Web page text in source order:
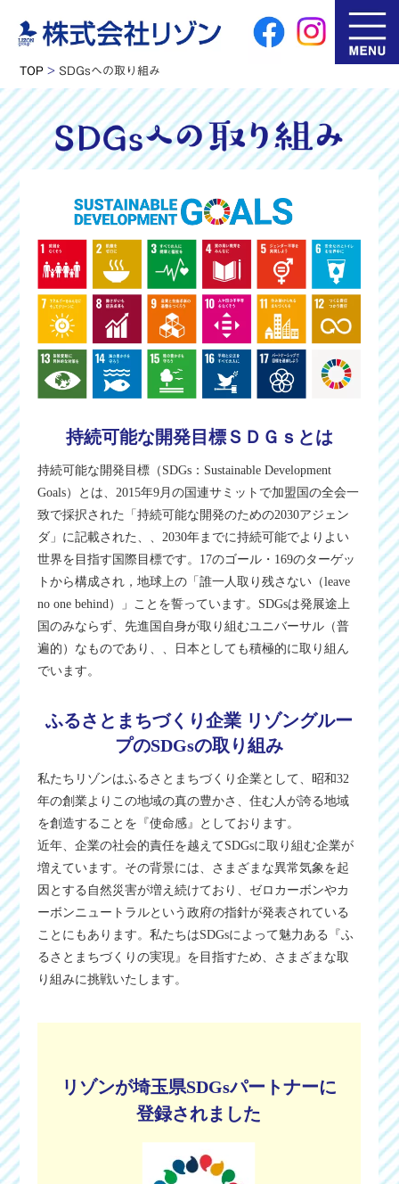
TOP > SDGsへの取り組み
持続可能な開発目標ＳＤＧｓとは
持続可能な開発目標（SDGs：Sustainable Development
Goals）とは、2015年9月の国連サミットで加盟国の全会一
致で採択された「持続可能な開発のための2030アジェン
ダ」に記載された、、2030年までに持続可能でよりよい
世界を目指す国際目標です。17のゴール・169のターゲッ
トから構成され，地球上の「誰一人取り残さない（leave
no one behind）」ことを誓っています。SDGsは発展途上
国のみならず、先進国自身が取り組むユニバーサル（普
遍的）なものであり、、日本としても積極的に取り組ん
でいます。
ふるさとまちづくり企業 リゾングルー
プのSDGsの取り組み
私たちリゾンはふるさとまちづくり企業として、昭和32
年の創業よりこの地域の真の豊かさ、住む人が誇る地域
を創造することを『使命感』としております。
近年、企業の社会的責任を越えてSDGsに取り組む企業が
増えています。その背景には、さまざまな異常気象を起
因とする自然災害が増え続けており、ゼロカーボンやカ
ーボンニュートラルという政府の指針が発表されている
ことにもあります。私たちはSDGsによって魅力ある『ふ
るさとまちづくりの実現』を目指すため、さまざまな取
り組みに挑戦いたします。
リゾンが埼玉県SDGsパートナーに
登録されました